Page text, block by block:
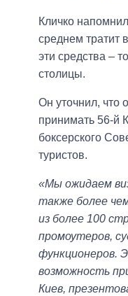
Кличко
среднем тратит
эти средства –
столицы.
Он уточнил, что
принимать 56-й
боксерского
туристов.
«Мы ожидаем
также более
из более 100
промоутеров,
функционеров.
возможность
Киев,